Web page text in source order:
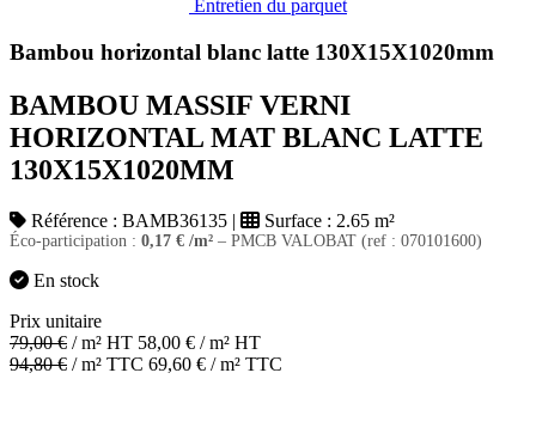
Entretien du parquet
Bambou horizontal blanc latte 130X15X1020mm
BAMBOU MASSIF VERNI
HORIZONTAL MAT BLANC LATTE
130X15X1020MM
Référence : BAMB36135 | Surface : 2.65 m²
Éco-participation : 0,17 € /m² – PMCB VALOBAT (ref : 070101600)
En stock
Prix unitaire
79,00€ / m² HT 58,00 € / m² HT
94,80€ / m² TTC 69,60 € / m² TTC